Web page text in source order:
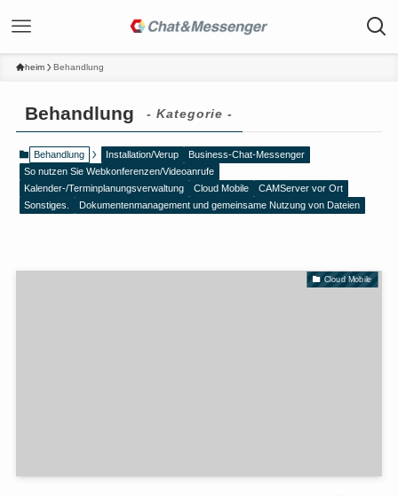
heim Behandlung
Behandlung - Kategorie -
Behandlung Installation/Verup
Business-Chat-Messenger
So nutzen Sie Webkonferenzen/Videoanrufe
Kalender-/Terminplanungsverwaltung
Cloud Mobile
CAMServer vor Ort
Sonstiges.
Dokumentenmanagement und gemeinsame Nutzung von Dateien
Cloud Mobile